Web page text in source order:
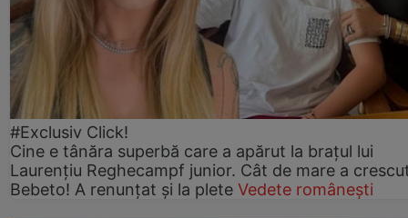
#Exclusiv Click!
Cine e tânăra superbă care a apărut la brațul lui
Laurențiu Reghecampf junior. Cât de mare a
Bebeto! A renunțat și la plete Vedete românești